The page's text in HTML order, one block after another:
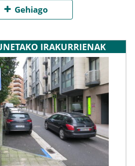
Gehiago
IRAKURRIENAK